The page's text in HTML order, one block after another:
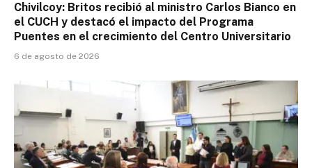
Chivilcoy: Britos recibió al ministro Carlos Bianco en
el CUCH y destacó el impacto del Programa
Puentes en el crecimiento del Centro Universitario
6 de agosto de 2026